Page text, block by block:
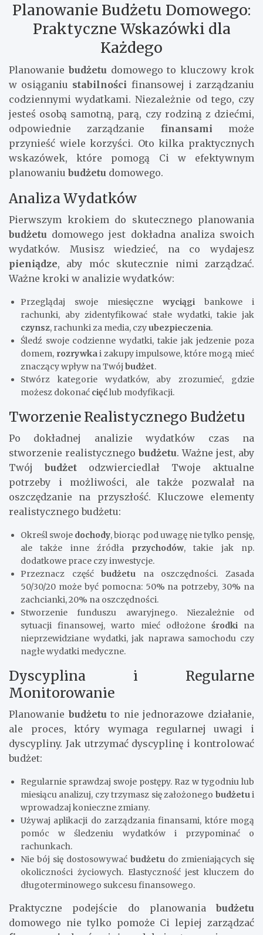
Planowanie Budżetu Domowego:
Praktyczne Wskazówki dla
Każdego
Planowanie budżetudomowego to kluczowy krok
w osiąganiu stabilności finansowej i zarządzaniu
codziennymi wydatkami. Niezależnie od tego, czy
jesteś osobą samotną, parą, czy rodziną z dziećmi,
odpowiednie zarządzanie finansami może
przynieść wiele korzyści. Oto kilka praktycznych
wskazówek, które pomogą Ci w efektywnym
planowaniu budżetu domowego.
Analiza Wydatków
Pierwszym krokiem do skutecznego planowania
budżetu domowego jest dokładna analiza swoich
wydatków. Musisz wiedzieć, na co wydajesz
pieniądze, aby móc skutecznie nimi zarządzać.
Ważne kroki w analizie wydatków:
Przeglądaj swoje miesięczne wyciągi bankowe i
rachunki, aby zidentyfikować stałe wydatki, takie jak
czynsz, rachunki za media, czyubezpieczenia.
Śledź swoje codzienne wydatki, takie jak jedzenie poza
domem, rozrywkai zakupy impulsowe, które mogą mieć
znaczący wpływ na Twój budżet.
Stwórz kategorie wydatków, aby zrozumieć, gdzie
możesz dokonać cięćlub modyfikacji.
Tworzenie Realistycznego Budżetu
Po dokładnej analizie wydatków czas na
stworzenie realistycznego budżetu. Ważne jest, aby
Twój budżet odzwierciedlał Twoje aktualne
potrzeby i możliwości, ale także pozwalał na
oszczędzanie na przyszłość. Kluczowe elementy
realistycznego budżetu:
Określ swoje dochody, biorąc pod uwagę nie tylko pensję,
ale także inne źródła przychodów, takie jak np.
dodatkowe prace czy inwestycje.
Przeznacz częśćbudżetu na oszczędności. Zasada
50/30/20 może być pomocna: 50% na potrzeby, 30% na
zachcianki, 20% na oszczędności.
Stworzenie funduszu awaryjnego. Niezależnie od
sytuacji finansowej, warto mieć odłożone środki na
nieprzewidziane wydatki, jak naprawa samochodu czy
nagłe wydatki medyczne.
Dyscyplina i Regularne
Monitorowanie
Planowanie budżetuto nie jednorazowe działanie,
ale proces, który wymaga regularnej uwagi i
dyscypliny. Jak utrzymać dyscyplinę i kontrolować
budżet:
Regularnie sprawdzaj swoje postępy. Raz w tygodniu lub
miesiącu analizuj, czy trzymasz się założonego budżetui
wprowadzaj konieczne zmiany.
Używaj aplikacji do zarządzania finansami, które mogą
pomóc w śledzeniu wydatków i przypominać o
rachunkach.
Nie bój się dostosowywać budżetu do zmieniających się
okoliczności życiowych. Elastyczność jest kluczem do
długoterminowego sukcesu finansowego.
Praktyczne podejście do planowania budżetu
domowego nie tylko pomoże Ci lepiej zarządzać